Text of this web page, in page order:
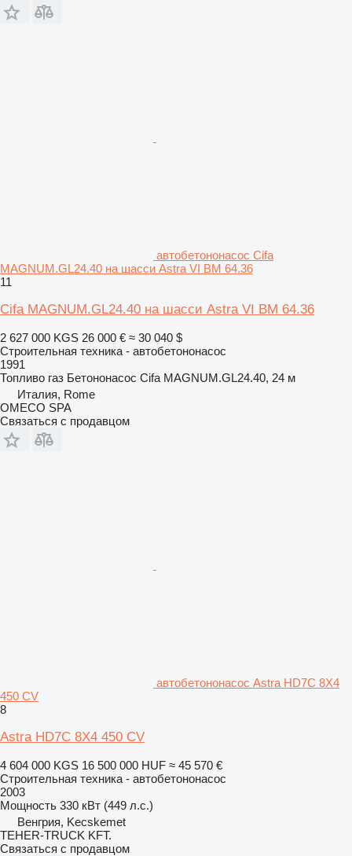
автобетононасос Cifa
MAGNUM.GL24.40 на шасси Astra VI BM 64.36
11
Cifa MAGNUM.GL24.40 на шасси Astra VI BM 64.36
2 627 000 KGS 26 000 € ≈ 30 040 $
Строительная техника - автобетононасос
1991
Топливо газ Бетононасос Cifa MAGNUM.GL24.40, 24 м
Италия, Rome
OMECO SPA
Связаться с продавцом
автобетононасос Astra HD7C 8X4
450 CV
8
Astra HD7C 8X4 450 CV
4 604 000 KGS 16 500 000 HUF ≈ 45 570 €
Строительная техника - автобетононасос
2003
Мощность 330 кВт (449 л.с.)
Венгрия, Kecskemet
TEHER-TRUCK KFT.
Связаться с продавцом